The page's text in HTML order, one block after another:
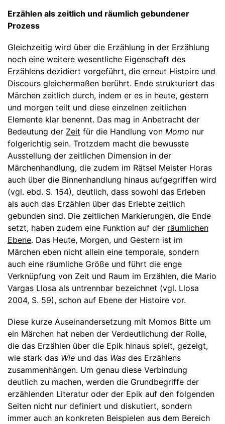
Erzählen als zeitlich und räumlich gebundener
Prozess
Gleichzeitig wird über die Erzählung in der Erzählung
noch eine weitere wesentliche Eigenschaft des
Erzählens dezidiert vorgeführt, die erneut Histoire und
Discours gleichermaßen berührt. Ende strukturiert das
Märchen zeitlich durch, indem er es in heute, gestern
und morgen teilt und diese einzelnen zeitlichen
Elemente klar benennt. Das mag in Anbetracht der
Bedeutung der Zeit für die Handlung von Momo nur
folgerichtig sein. Trotzdem macht die bewusste
Ausstellung der zeitlichen Dimension in der
Märchenhandlung, die zudem im Rätsel Meister Horas
auch über die Binnenhandlung hinaus aufgegriffen wird
(vgl. ebd. S. 154), deutlich, dass sowohl das Erleben
als auch das Erzählen über das Erlebte zeitlich
gebunden sind. Die zeitlichen Markierungen, die Ende
setzt, haben zudem eine Funktion auf der räumlichen
Ebene. Das Heute, Morgen, und Gestern ist im
Märchen eben nicht allein eine temporale, sondern
auch eine räumliche Größe und führt die enge
Verknüpfung von Zeit und Raum im Erzählen, die Mario
Vargas Llosa als untrennbar bezeichnet (vgl. Llosa
2004, S. 59), schon auf Ebene der Histoire vor.
Diese kurze Auseinandersetzung mit Momos Bitte um
ein Märchen hat neben der Verdeutlichung der Rolle,
die das Erzählen über die Epik hinaus spielt, gezeigt,
wie stark das Wie und das Was des Erzählens
zusammenhängen. Um genau diese Verbindung
deutlich zu machen, werden die Grundbegriffe der
erzählenden Literatur oder der Epik auf den folgenden
Seiten nicht nur definiert und diskutiert, sondern
immer auch an konkreten Beispielen aus dem Bereich